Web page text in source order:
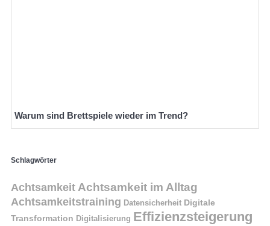
Warum sind Brettspiele wieder im Trend?
Schlagwörter
Achtsamkeit Achtsamkeit im Alltag
Achtsamkeitstraining Datensicherheit Digitale
Transformation Digitalisierung Effizienzsteigerung